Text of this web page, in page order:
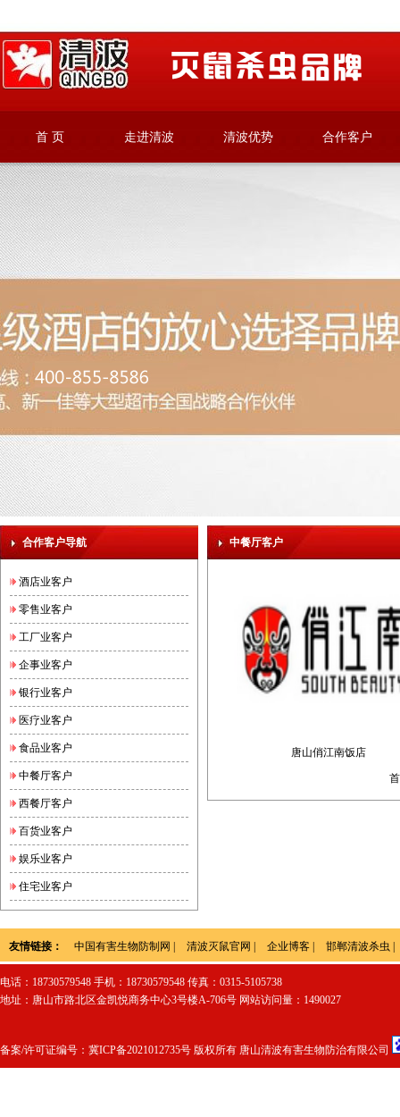
首 页 走进清波 清波优势 合作客户
合作客户导航
酒店业客户
零售业客户
工厂业客户
企事业客户
银行业客户
医疗业客户
食品业客户
中餐厅客户
西餐厅客户
百货业客户
娱乐业客户
住宅业客户
中餐厅客户
唐山俏江南饭店
友情链接： 中国有害生物防制网 清波灭鼠官网 企业博客 邯郸清波杀虫
电话：18730579548 手机：18730579548 传真：0315-5105738
地址：唐山市路北区金凯悦商务中心3号楼A-706号 网站访问量：1490027
备案/许可证编号： 冀ICP备2021012735号 版权所有 唐山清波有害生物防治有限公司